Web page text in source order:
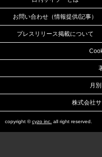
お問い合わせ（情報提供/記事）
プレスリリース掲載について
月
株式会社
copyright ©cyzo inc. all right reserved.